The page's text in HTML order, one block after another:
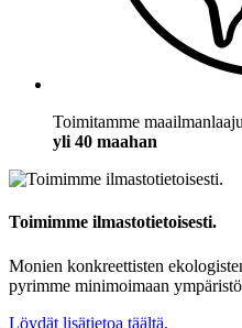
Toimitamme
yli 40 maahan
Toimimme ilmastotietoisesti.
Monien konkreettisten
pyrimme minimoimaan
Löydät lisätietoa täältä.